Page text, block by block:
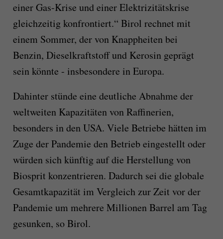
einer Gas-Krise und einer Elektrizitätskrise
gleichzeitig konfrontiert.“ Birol rechnet mit
einem Sommer, der von Knappheiten bei
Benzin, Dieselkraftstoff und Kerosin geprägt
sein könnte - insbesondere in Europa.
Dahinter stünde eine deutliche Abnahme der
weltweiten Kapazitäten von Raffinerien,
besonders in den USA. Viele Betriebe hätten im
Zuge der Pandemie den Betrieb eingestellt oder
würden sich künftig auf die Herstellung von
Biosprit konzentrieren. Dadurch sei die globale
Gesamtkapazität im Vergleich zur Zeit vor der
Pandemie um mehrere Millionen Barrel am Tag
gesunken, so Birol.